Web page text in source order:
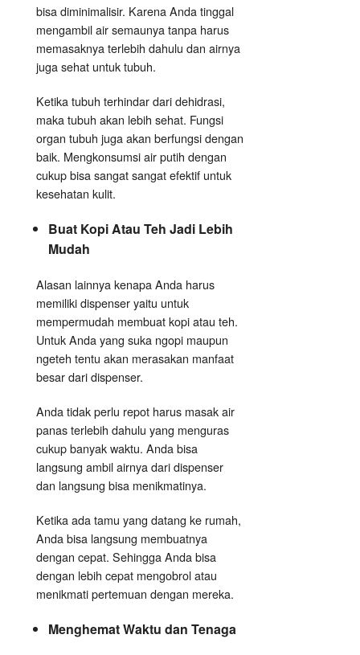
bisa diminimalisir. Karena Anda tinggal
mengambil air semaunya tanpa harus
memasaknya terlebih dahulu dan airnya
juga sehat untuk tubuh.
Ketika tubuh terhindar dari dehidrasi,
maka tubuh akan lebih sehat. Fungsi
organ tubuh juga akan berfungsi dengan
baik. Mengkonsumsi air putih dengan
cukup bisa sangat sangat efektif untuk
kesehatan kulit.
Buat Kopi Atau Teh Jadi Lebih
Mudah
Alasan lainnya kenapa Anda harus
memiliki dispenser yaitu untuk
mempermudah membuat kopi atau teh.
Untuk Anda yang suka ngopi maupun
ngeteh tentu akan merasakan manfaat
besar dari dispenser.
Anda tidak perlu repot harus masak air
panas terlebih dahulu yang menguras
cukup banyak waktu. Anda bisa
langsung ambil airnya dari dispenser
dan langsung bisa menikmatinya.
Ketika ada tamu yang datang ke rumah,
Anda bisa langsung membuatnya
dengan cepat. Sehingga Anda bisa
dengan lebih cepat mengobrol atau
menikmati pertemuan dengan mereka.
Menghemat Waktu dan Tenaga